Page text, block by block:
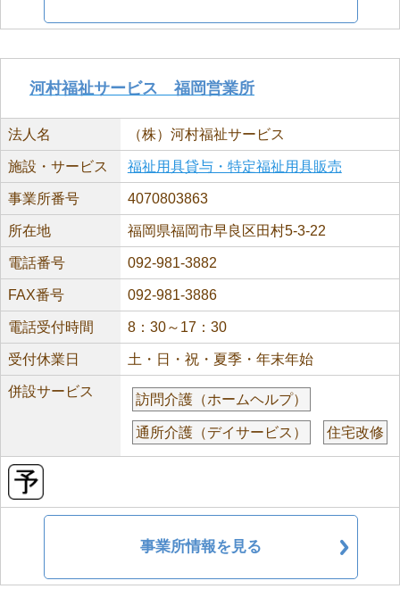
河村福祉サービス 福岡営業所
法人名 （株）河村福祉サービス
施設・サービス 福祉用具貸与・特定福祉用具販売
事業所番号 4070803863
所在地 福岡県福岡市早良区田村5-3-22
電話番号 092-981-3882
FAX番号 092-981-3886
電話受付時間 8：30～17：30
受付休業日 土・日・祝・夏季・年末年始
併設サービス
訪問介護（ホームヘルプ）
通所介護（デイサービス） 住宅改修
事業所情報を見る